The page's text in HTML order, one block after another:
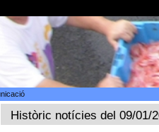
Històric notícies del 09/01/